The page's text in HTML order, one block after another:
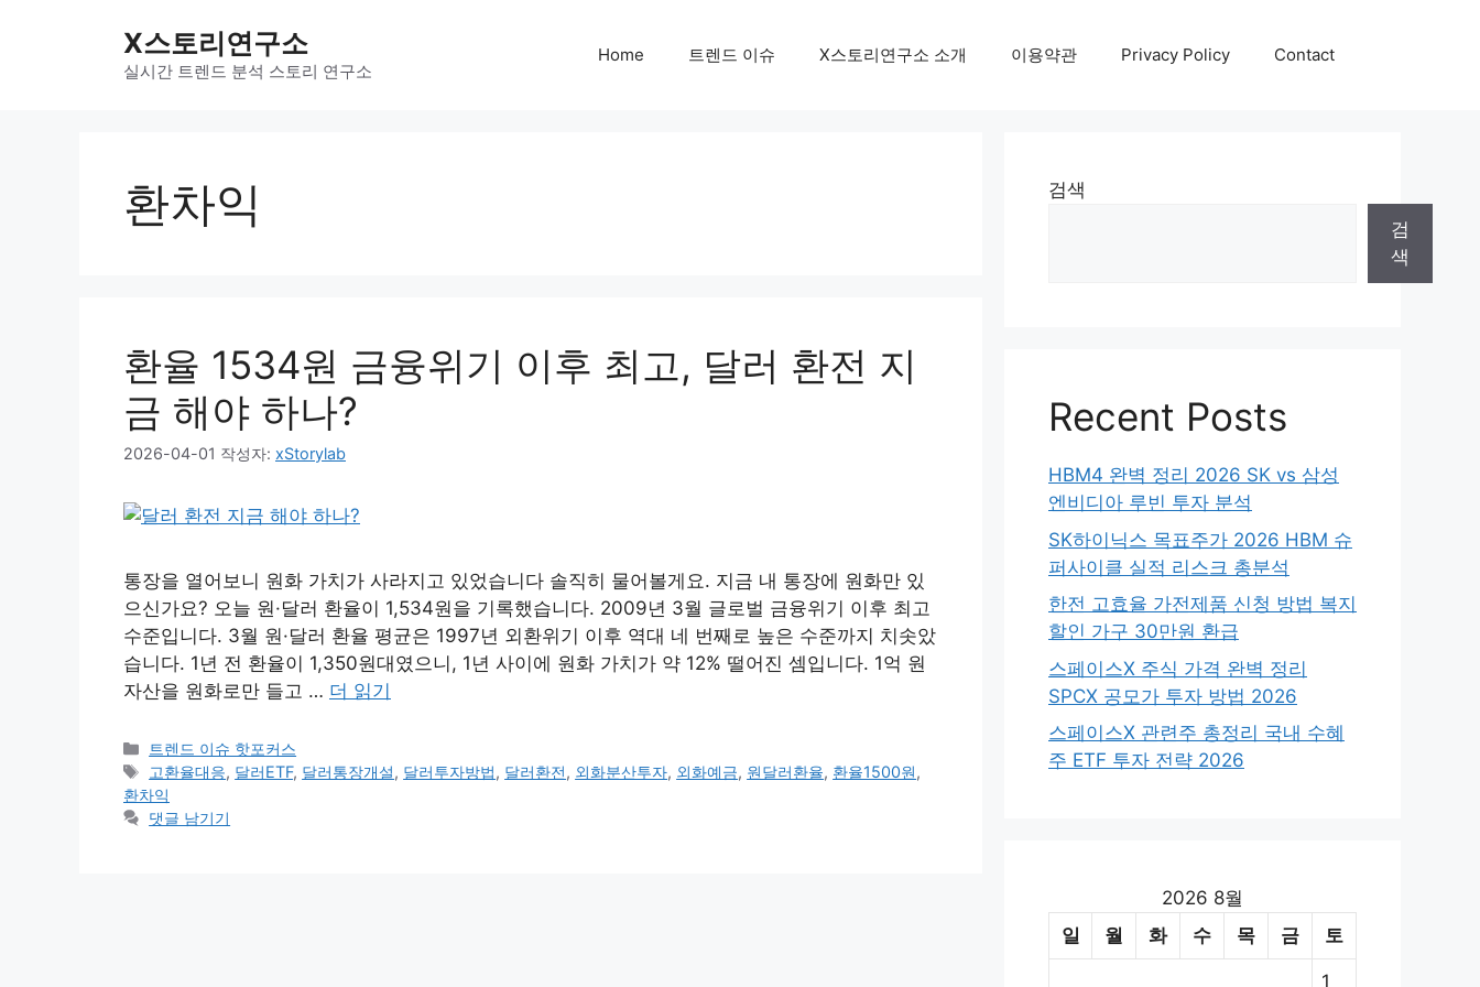
X스토리연구소
실시간 트렌드 분석 스토리 연구소
Home 트렌드 이슈 X스토리연구소 소개 이용약관 Privacy Policy Contact
환차익
환율 1534원 금융위기 이후 최고, 달러 환전 지
금 해야 하나?
2026-04-01 작성자: xStorylab
통장을 열어보니 원화 가치가 사라지고 있었습니다 솔직히 물어볼게요. 지금 내 통장에 원화만 있
으신가요? 오늘 원·달러 환율이 1,534원을 기록했습니다. 2009년 3월 글로벌 금융위기 이후 최고
수준입니다. 3월 원·달러 환율 평균은 1997년 외환위기 이후 역대 네 번째로 높은 수준까지 치솟았
습니다. 1년 전 환율이 1,350원대였으니, 1년 사이에 원화 가치가 약 12% 떨어진 셈입니다. 1억 원
자산을 원화로만 들고 … 더 읽기
카
테
고
리
트렌드 이슈 핫포커스
태
그
고환율대응, 달러ETF, 달러통장개설, 달러투자방법, 달러환전, 외화분산투자, 외화예금, 원달러환율, 환율1500원,
환차익
댓글 남기기
검색
검
색
Recent Posts
HBM4 완벽 정리 2026 SK vs 삼성
엔비디아 루빈 투자 분석
SK하이닉스 목표주가 2026 HBM 슈
퍼사이클 실적 리스크 총분석
한전 고효율 가전제품 신청 방법 복지
할인 가구 30만원 환급
스페이스X 주식 가격 완벽 정리
SPCX 공모가 투자 방법 2026
스페이스X 관련주 총정리 국내 수혜
주 ETF 투자 전략 2026
2026 8월
일
월 화 수 목 금 토
1